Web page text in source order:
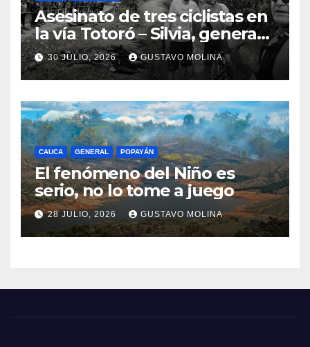
Asesinato de tres ciclistas en
la vía Totoró – Silvia, genera
consternación en el Cauca
30 JULIO, 2026 GUSTAVO MOLINA
CAUCA GENERAL POPAYÁN
El fenómeno del Niño es
serio, no lo tome a juego
28 JULIO, 2026 GUSTAVO MOLINA